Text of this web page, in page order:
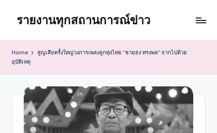
content
รายงานทุกสถานการณ์ข่าว
Home
สูญเสียครั้งใหญ่วงการเพลงลูกทุ่งไทย “ชายธง ทรงพล” จากไปด้วย
อุบัติเหตุ